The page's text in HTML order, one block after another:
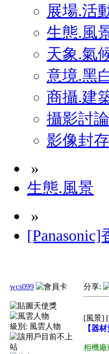
展場.活
生態.風
天象.氣
意境.黑
商攝.建
攝影討論
影像封
»
生態.風景
»
wcs099
級別: 風雲人物
分享:
[風景]
【器材
相機廠